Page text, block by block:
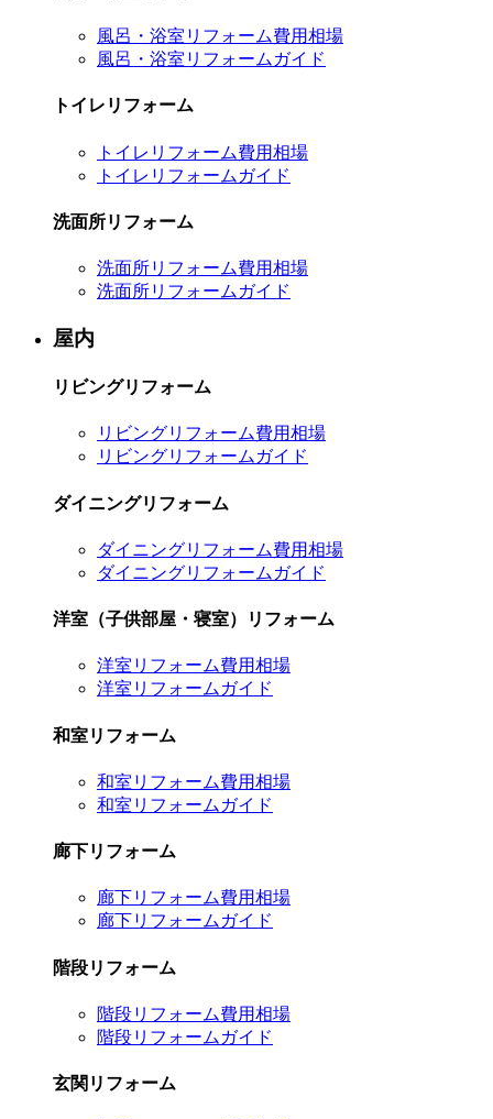
風呂・浴室リフォーム費用相場
風呂・浴室リフォームガイド
トイレリフォーム
トイレリフォーム費用相場
トイレリフォームガイド
洗面所リフォーム
洗面所リフォーム費用相場
洗面所リフォームガイド
屋内
リビングリフォーム
リビングリフォーム費用相場
リビングリフォームガイド
ダイニングリフォーム
ダイニングリフォーム費用相場
ダイニングリフォームガイド
洋室（子供部屋・寝室）リフォーム
洋室リフォーム費用相場
洋室リフォームガイド
和室リフォーム
和室リフォーム費用相場
和室リフォームガイド
廊下リフォーム
廊下リフォーム費用相場
廊下リフォームガイド
階段リフォーム
階段リフォーム費用相場
階段リフォームガイド
玄関リフォーム